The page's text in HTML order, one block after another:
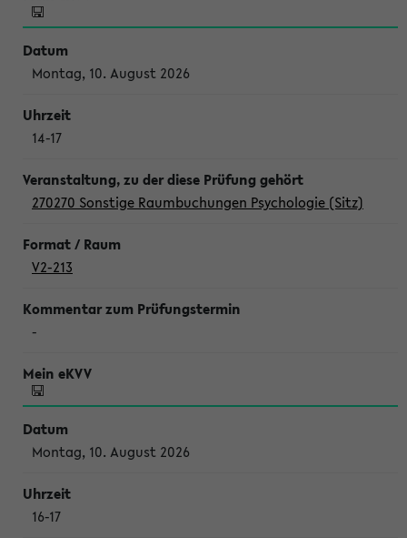
Montag, 10. August 2026
14-17
270270 Sonstige Raumbuchungen Psychologie (Sitz)
V2-213
-
Montag, 10. August 2026
16-17